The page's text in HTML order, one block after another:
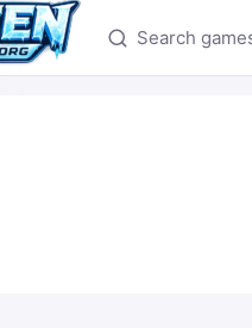
Search games